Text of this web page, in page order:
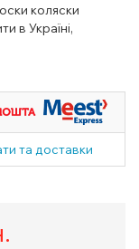
коляски
в Україні,
та доставки